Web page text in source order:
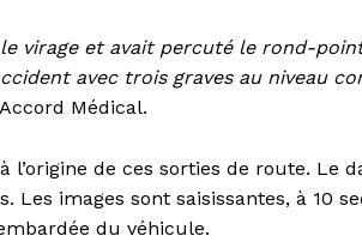
le virage et avait percuté le rond-
avec trois graves au niveau
Médical.
de ces sorties de route. Le
images sont saisissantes, à 10
du véhicule.